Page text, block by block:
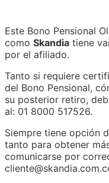
Este Bono Pensional
como Skandia tiene
por el afiliado.
Tanto si requiere
del Bono Pensional,
su posterior retiro,
al: 01 8000 517526.
Siempre tiene opción
tanto para obtener
comunicarse por